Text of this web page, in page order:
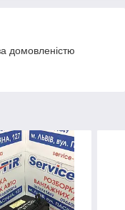
домовленістю